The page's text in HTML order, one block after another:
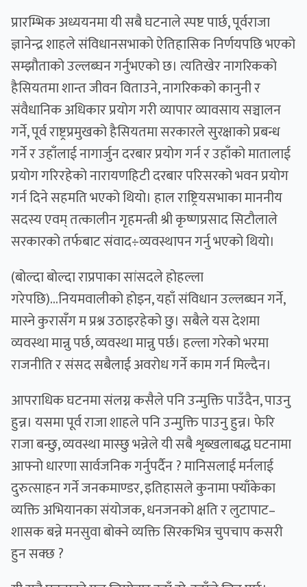
प्रारम्भिक अध्ययनमा यी सबै घटनाले स्पष्ट पार्छ, पूर्वराजा
ज्ञानेन्द्र शाहले संविधानसभाको ऐतिहासिक निर्णयपछि भएको
सम्झौताको उल्लब्घन गर्नुभएको छ। त्यतिखेर नागरिकको
हैसियतमा शान्त जीवन विताउने, नागरिकको कानुनी र
संवैधानिक अधिकार प्रयोग गरी व्यापार व्यावसाय सञ्चालन
गर्ने, पूर्व राष्ट्रप्रमुखको हैसियतमा सरकारले सुरक्षाको प्रबन्ध
गर्ने र उहाँलाई नागार्जुन दरबार प्रयोग गर्न र उहाँको मातालाई
प्रयोग गरिरहेको नारायणहिटी दरबार परिसरको भवन प्रयोग
गर्न दिने सहमति भएको थियो। हाल राष्ट्रियसभाका माननीय
सदस्य एवम् तत्कालीन गृहमन्त्री श्री कृष्णप्रसाद सिटौलाले
सरकारको तर्फबाट संवाद÷व्यवस्थापन गर्नु भएको थियो।
(बोल्दा बोल्दा राप्रपाका सांसदले होहल्ला
गरेपछि)...नियमवालीको होइन, यहाँ संविधान उल्लब्घन गर्ने,
मास्ने कुरासँग म प्रश्न उठाइरहेको छु। सबैले यस देशमा
व्यवस्था मान्नु पर्छ, व्यवस्था मान्नु पर्छ। हल्ला गरेको भरमा
राजनीति र संसद सबैलाई अवरोध गर्ने काम गर्न मिल्दैन।
आपराधिक घटनमा संलग्न कसैले पनि उन्मुक्ति पाउँदैन, पाउनु
हुन्न। यसमा पूर्व राजा शाहले पनि उन्मुक्ति पाउनु हुन्न। फेरि
राजा बन्छु, व्यवस्था मास्छु भन्नेले यी सबै शृब्खलाबद्ध घटनामा
आफ्नो धारणा सार्वजनिक गर्नुपर्दैन ? मानिसलाई मर्नलाई
दुरुत्साहन गर्ने जनकमाण्डर, इतिहासले कुनामा फ्याँकेका
व्यक्ति अभियानका संयोजक, धनजनको क्षति र लुटापाट–
शासक बन्ने मनसुवा बोक्ने व्यक्ति सिरकभित्र चुपचाप कसरी
हुन सक्छ ?